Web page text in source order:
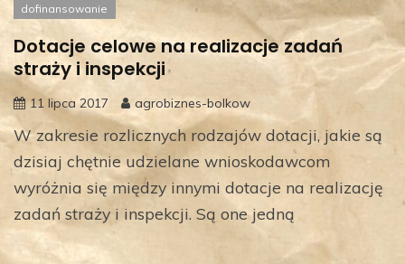
dofinansowanie
Dotacje celowe na realizacje zadań
straży i inspekcji
11 lipca 2017 agrobiznes-bolkow
W zakresie rozlicznych rodzajów dotacji, jakie są
dzisiaj chętnie udzielane wnioskodawcom
wyróżnia się między innymi dotacje na realizację
zadań straży i inspekcji. Są one jedną